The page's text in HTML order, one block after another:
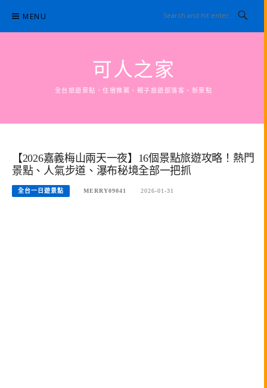
content
MENU
可人之家
全台旅遊景點，住宿推薦、親子旅遊部落客、新景點
【2026嘉義梅山兩天一夜】16個景點旅遊攻略！熱門
景點、人氣步道、瀑布秘境全部一把抓
全台一日遊景點 MERRY09041 2026-01-31